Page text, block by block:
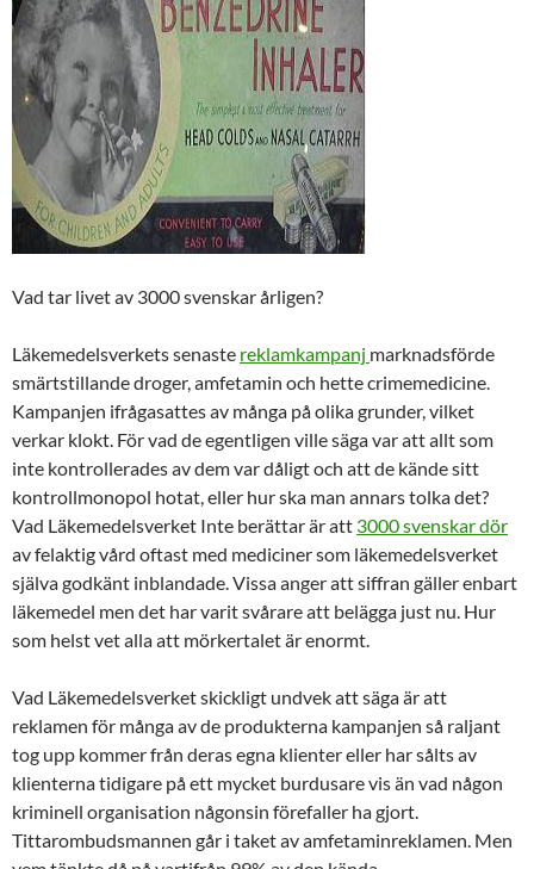
Vad tar livet av 3000 svenskar årligen?
Läkemedelsverkets senaste reklamkampanj marknadsförde
smärtstillande droger, amfetamin och hette crimemedicine.
Kampanjen ifrågasattes av många på olika grunder, vilket
verkar klokt. För vad de egentligen ville säga var att allt som
inte kontrollerades av dem var dåligt och att de kände sitt
kontrollmonopol hotat, eller hur ska man annars tolka det?
Vad Läkemedelsverket Inte berättar är att 3000 svenskar dör
av felaktig vård oftast med mediciner som läkemedelsverket
själva godkänt inblandade. Vissa anger att siffran gäller enbart
läkemedel men det har varit svårare att belägga just nu. Hur
som helst vet alla att mörkertalet är enormt.
Vad Läkemedelsverket skickligt undvek att säga är att
reklamen för många av de produkterna kampanjen så raljant
tog upp kommer från deras egna klienter eller har sålts av
klienterna tidigare på ett mycket burdusare vis än vad någon
kriminell organisation någonsin förefaller ha gjort.
Tittarombudsmannen går i taket av amfetaminreklamen. Men